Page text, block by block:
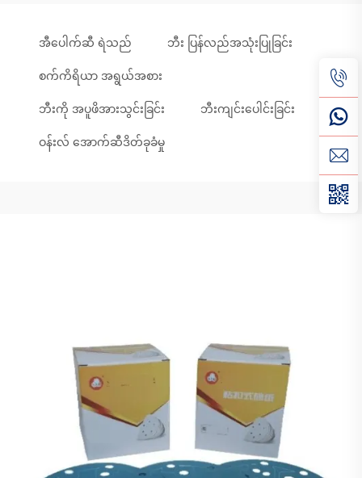
အီပေါက်ဆီ ရဲသည် ဘီး ပြန်လည်အသုံးပြုခြင်း
စက်ကိရိယာ အရွယ်အစား
ဘီးကို အပူဖိအားသွင်းခြင်း ဘီးကျင်းပေါင်းခြင်း
ဝန်းလ် အောက်ဆီဒိတ်ခုခံမှု